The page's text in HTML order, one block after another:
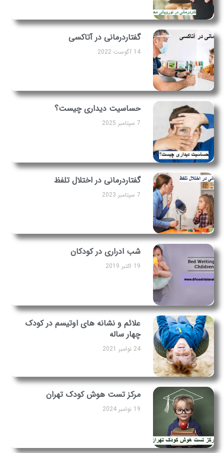
گفتاردرمانی در آتاکسی
14 آگوست 2022
حساسیت دیداری چیست؟
7 سپتامبر 2025
گفتاردرمانی در اختلال تلفظ
7 سپتامبر 2023
شب ادراری در کودکان
19 اکتبر 2019
علائم و نشانه های اوتیسم در کودک
چهار ساله
24 نوامبر 2021
مرکز تست هوش کودک تهران
19 نوامبر 2024